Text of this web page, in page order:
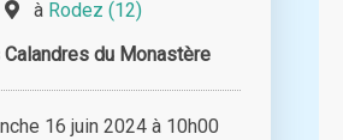
à Rodez (12)
Calandres du Monastère
16 juin 2024 à 10h00